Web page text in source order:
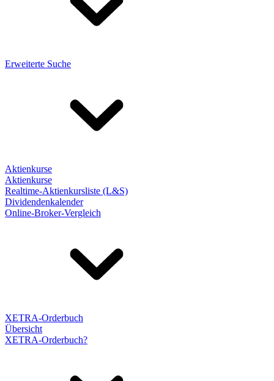
Erweiterte Suche
Aktienkurse
Aktienkurse
Realtime-Aktienkursliste (L&S)
Dividendenkalender
Online-Broker-Vergleich
XETRA-Orderbuch
Übersicht
XETRA-Orderbuch?